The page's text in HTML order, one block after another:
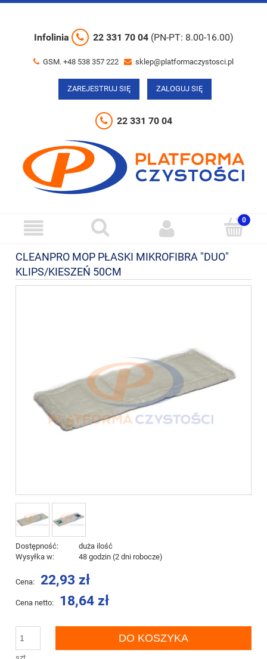
Infolinia 22 331 70 04 (PN-PT: 8.00-16.00)
GSM. +48 538 357 222 sklep@platformaczystosci.pl
ZAREJESTRUJ SIĘ ZALOGUJ SIĘ
22 331 70 04
CLEANPRO MOP PŁASKI MIKROFIBRA "DUO"
KLIPS/KIESZEŃ 50CM
Dostępność:
duża ilość
Wysyłka w:
48 godzin (2 dni robocze)
Cena: 22,93 zł
Cena netto: 18,64 zł
DO KOSZYKA